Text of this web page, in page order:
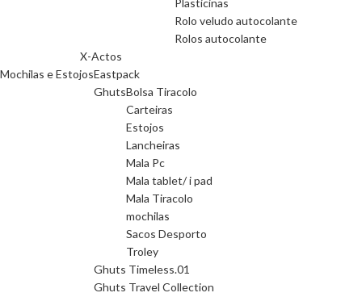
Plasticinas
Rolo veludo autocolante
Rolos autocolante
X-Actos
Mochilas e EstojosEastpack
GhutsBolsa Tiracolo
Carteiras
Estojos
Lancheiras
Mala Pc
Mala tablet/ i pad
Mala Tiracolo
mochilas
Sacos Desporto
Troley
Ghuts Timeless.01
Ghuts Travel Collection